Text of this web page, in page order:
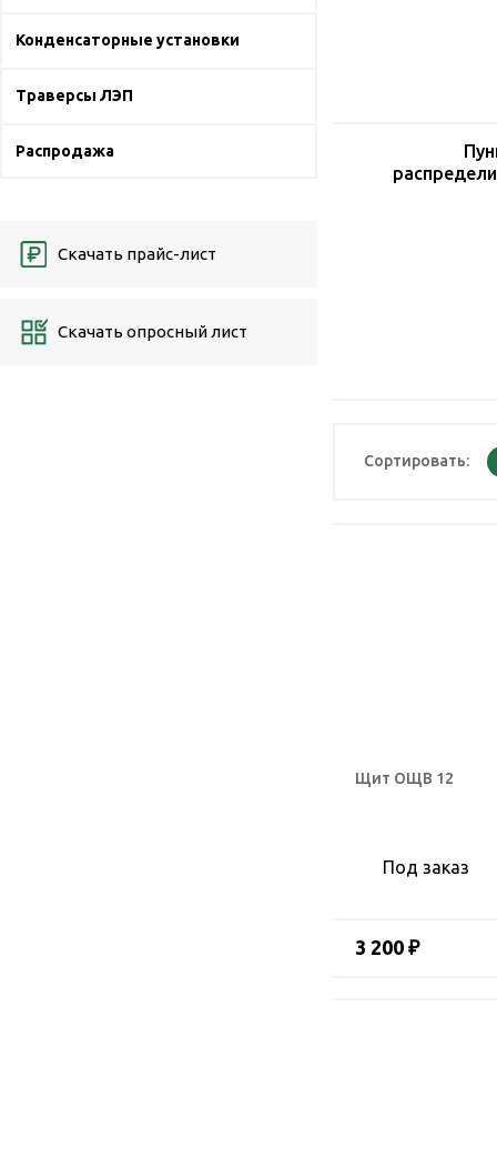
Конденсаторные установки
Траверсы ЛЭП
Распродажа
Скачать прайс-лист
Скачать опросный лист
Сортировать:
Щит ОЩВ 12
Под заказ
3 200 ₽